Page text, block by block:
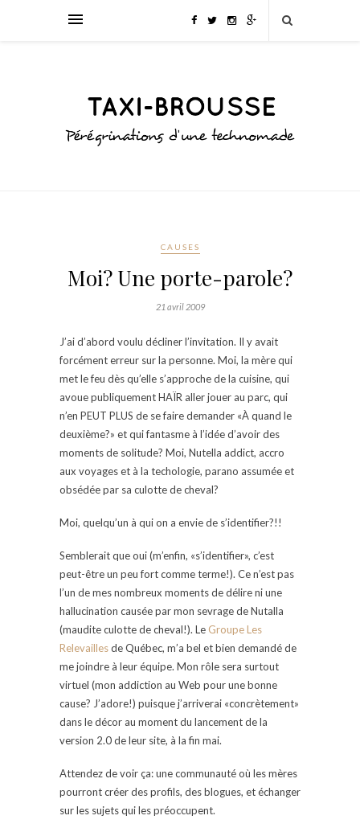
CAUSES
Moi? Une porte-parole?
21 avril 2009
J’ai d’abord voulu décliner l’invitation. Il y avait
forcément erreur sur la personne. Moi, la mère qui
met le feu dès qu’elle s’approche de la cuisine, qui
avoue publiquement HAÏR aller jouer au parc, qui
n’en PEUT PLUS de se faire demander «À quand le
deuxième?» et qui fantasme à l’idée d’avoir des
moments de solitude? Moi, Nutella addict, accro
aux voyages et à la techologie, parano assumée et
obsédée par sa culotte de cheval?
Moi, quelqu’un à qui on a envie de s’identifier?!!
Semblerait que oui (m’enfin, «s’identifier», c’est
peut-être un peu fort comme terme!). Ce n’est pas
l’un de mes nombreux moments de délire ni une
hallucination causée par mon sevrage de Nutalla
(maudite culotte de cheval!). Le Groupe Les
Relevaillesde Québec, m’a bel et bien demandé de
me joindre à leur équipe. Mon rôle sera surtout
virtuel (mon addiction au Web pour une bonne
cause? J’adore!) puisque j’arriverai «concrètement»
dans le décor au moment du lancement de la
version 2.0 de leur site, à la fin mai.
Attendez de voir ça: une communauté où les mères
pourront créer des profils, des blogues, et échanger
sur les sujets qui les préoccupent.